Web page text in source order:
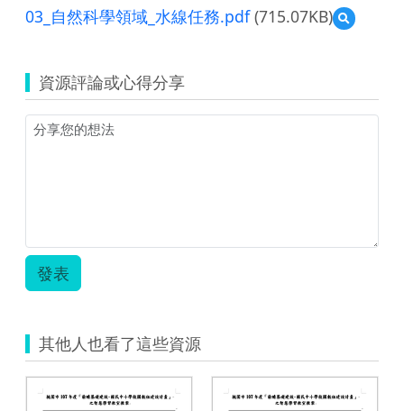
03_自然科學領域_水線任務.pdf(715.07KB)
預
覽
科
學
務.pdf
資源評論或心得分享
發表
其他人也看了這些資源